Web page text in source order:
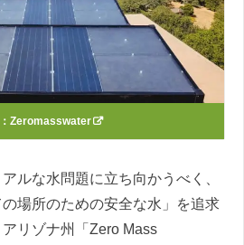
Zeromasswater
ルな水問題に立ち向かうべく、
の場所のための安全な水」を追求
リゾナ州「Zero Mass